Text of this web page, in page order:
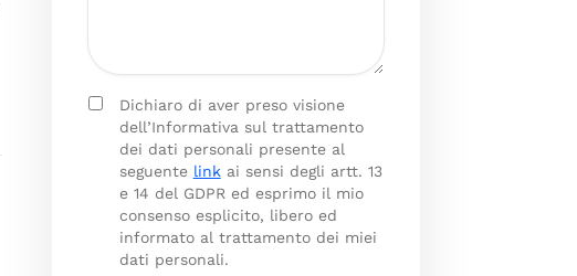
Dichiaro di aver preso visione
dell’Informativa sul trattamento
dei dati personali presente al
seguente linkai sensi degli artt. 13
e 14 del GDPR ed esprimo il mio
consenso esplicito, libero ed
informato al trattamento dei miei
dati personali.